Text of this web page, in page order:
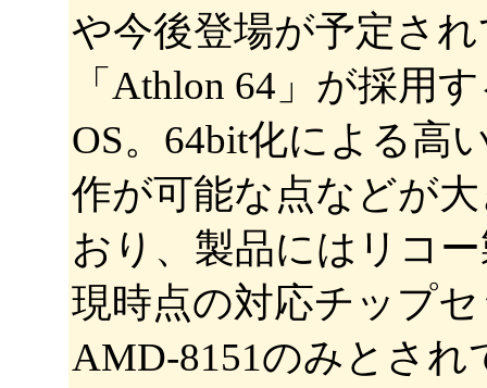
や今後登場が予定さ
「Athlon 64」が採用
OS。64bit化による高
作が可能な点などが
おり、製品にはリコ
現時点の対応チップ
AMD-8151のみとさ